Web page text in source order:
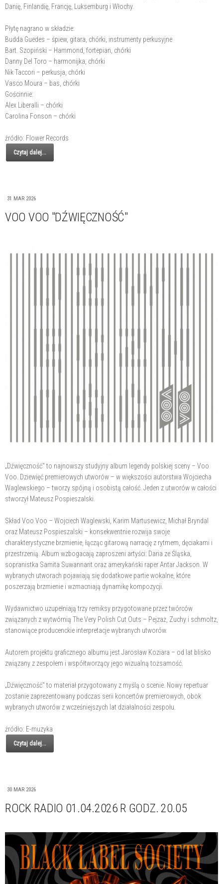
Danię, Finlandię, Francję, Luksemburg i Włochy.
Płytę nagrano w składzie:
Budda Guedes – śpiew, gitara, chórki, instrumenty perkusyjne
Bart. Szopiński – Hammond, fortepian, chórki
Danny Del Toro – harmonijka, chórki
Nik Taccori – perkusja, chórki
Vasco Moura – bas, chórki
Gościnnie:
Alex Liberalli – chórki
Carolina Fonson – chórki
źródło: Flower Records
Czytaj dalej...
31 MAR 2026
VOO VOO "DŹWIĘCZNOŚĆ"
„Dźwięczność" to najnowszy studyjny album legendy polskiej sceny – Voo
Voo. Dziewięć premierowych utworów – w większości autorstwa Wojciecha
Waglewskiego – tworzy spójną i osobistą całość. Jeden z utworów w całości
stworzył Mateusz Pospieszalski.
Skład Voo Voo – Wojciech Waglewski, Karim Martusewicz, Michał Bryndal
oraz Mateusz Pospieszalski – konsekwentnie rozwija swoje
charakterystyczne brzmienie, łącząc gitarową narrację z rytmem, dęciakami i
przestrzenią. Album wzbogacają zaproszeni artyści: Daria ze Śląska,
sopranistka Samita Suwannarit oraz amerykański raper Antar Jackson. W
wybranych utworach pojawiają się dodatkowe partie wokalne, które
poszerzają brzmienie i wzmacniają dynamikę kompozycji.
Wydawnictwo uzupełniają trzy remiksy przygotowane przez twórców
związanych z wytwórnią The Very Polish Cut Outs – Pejzaż, Zuchy i schmoltz,
stanowiące producenckie interpretacje wybranych utworów.
Autorem projektu graficznego albumu jest Jarosław Koziara – od lat blisko
związany z zespołem i współtworzący jego wizualną tożsamość.
„Dźwięczność" to materiał przygotowany z myślą o scenie. Nowy repertuar
zostanie zaprezentowany podczas serii koncertów premierowych, obok
wybranych utworów z wcześniejszych lat działalności zespołu.
źródło: E-muzyka
Czytaj dalej...
30 MAR 2026
ROCK RADIO 01.04.2026 R GODZ. 20.05